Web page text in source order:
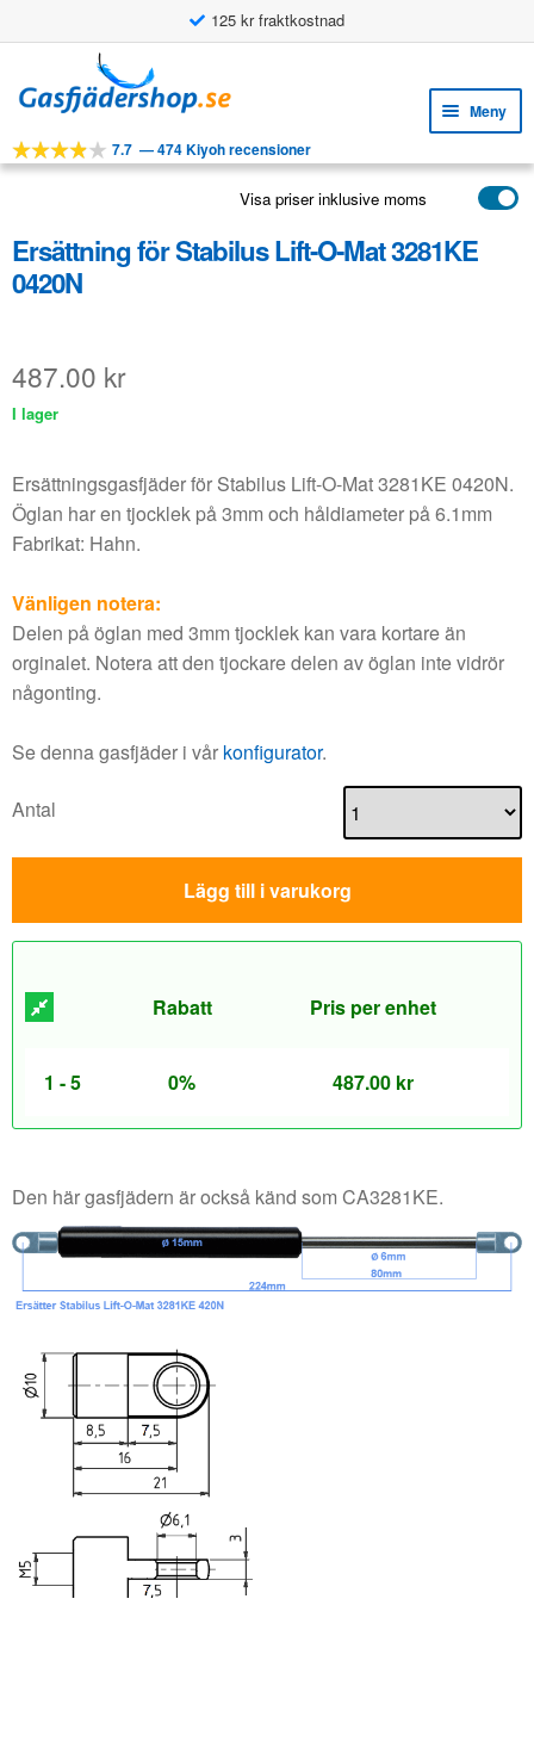
125 kr fraktkostnad
Användningsbara funktioner
till
navigering
till
innehåll
Meny
VERKTYG
APPLIKATIONER
KUNDSERVICE
7.7 —474 Kiyoh recensioner
Visa priser inklusive moms
Ersättning för Stabilus Lift-O-Mat 3281KE
0420N
487.00 kr
I lager
Ersättningsgasfjäder för Stabilus Lift-O-Mat 3281KE 0420N.
Öglan har en tjocklek på 3mm och håldiameter på 6.1mm
Fabrikat: Hahn.
Vänligen notera:
Delen på öglan med 3mm tjocklek kan vara kortare än
orginalet. Notera att den tjockare delen av öglan inte vidrör
någonting.
Se denna gasfjäder i vår konfigurator.
Antal
Lägg till i varukorg
Rabatt Pris per enhet
1 - 5 0% 487.00 kr
Den här gasfjädern är också känd som CA3281KE.